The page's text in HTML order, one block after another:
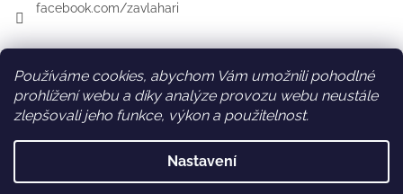
Používáme cookies, abychom Vám umožnili pohodlné
prohlížení webu a díky analýze provozu webu neustále
zlepšovali jeho funkce, výkon a použitelnost.
Nastavení
facebook.com/zavlahari
SK AT DE
Vytvořil Shoptet